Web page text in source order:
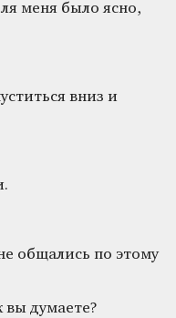
меня было ясно,
вниз и
общались по этому
вы думаете?